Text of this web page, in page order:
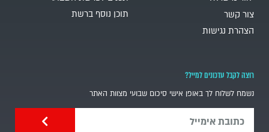
צור קשר
הצהרת נגישות
תוכן נוסף ברשת
רוצה לקבל עדכונים למייל?
נשמח לשלוח לך באופן אישי סיכום שבועי מצוות האתר